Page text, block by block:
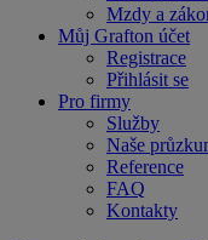
Mzdy a
Můj Grafton účet
Registrace
Přihlásit se
Pro firmy
Služby
Naše
Reference
FAQ
Kontakty